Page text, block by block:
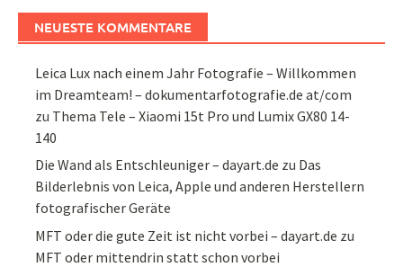
NEUESTE KOMMENTARE
Leica Lux nach einem Jahr Fotografie – Willkommen
im Dreamteam! – dokumentarfotografie.de at/com
zu Thema Tele – Xiaomi 15t Pro und Lumix GX80 14-
140
Die Wand als Entschleuniger – dayart.de zu Das
Bilderlebnis von Leica, Apple und anderen Herstellern
fotografischer Geräte
MFT oder die gute Zeit ist nicht vorbei – dayart.de zu
MFT oder mittendrin statt schon vorbei